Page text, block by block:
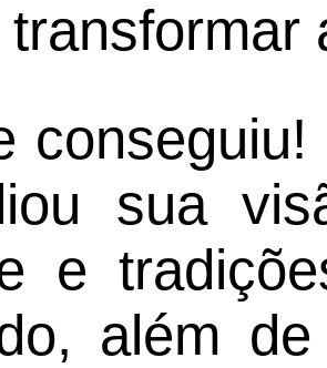
transformar
sua
e
além